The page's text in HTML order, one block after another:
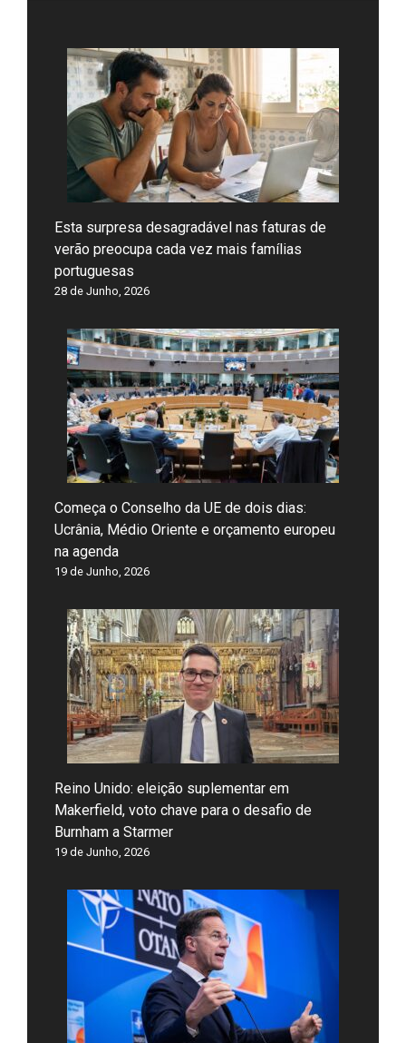
Esta surpresa desagradável nas faturas de
verão preocupa cada vez mais famílias
portuguesas
28 de Junho, 2026
Começa o Conselho da UE de dois dias:
Ucrânia, Médio Oriente e orçamento europeu
na agenda
19 de Junho, 2026
Reino Unido: eleição suplementar em
Makerfield, voto chave para o desafio de
Burnham a Starmer
19 de Junho, 2026